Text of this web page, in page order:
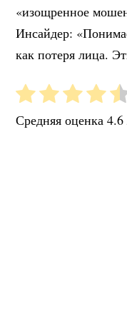
«изощренное
Инсайдер:
как потеря лица.
Средняя оценка4.6